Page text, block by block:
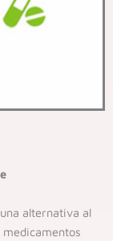
alternativa al
medicamentos